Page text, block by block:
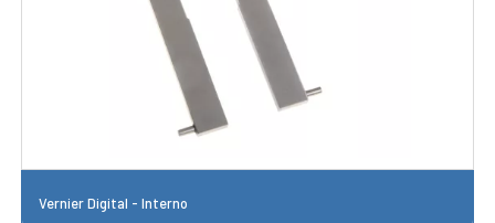
Vernier Digital - Interno